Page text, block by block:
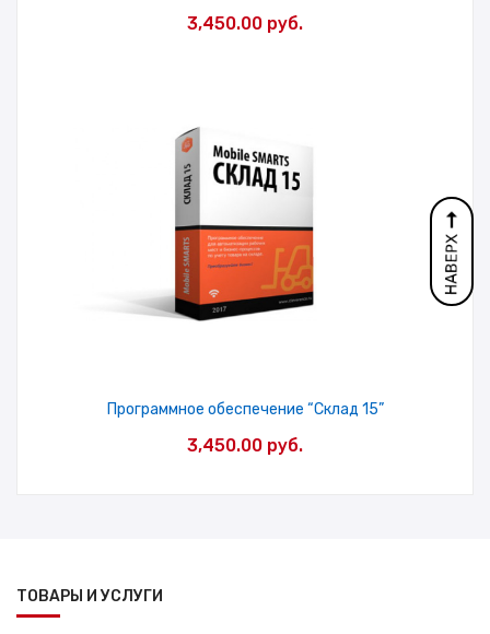
3,450.00 руб.
Программное обеспечение “Склад 15”
3,450.00 руб.
ТОВАРЫ И УСЛУГИ